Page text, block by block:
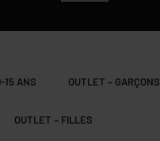
15 ANS OUTLET – GARÇONS
OUTLET – FILLES